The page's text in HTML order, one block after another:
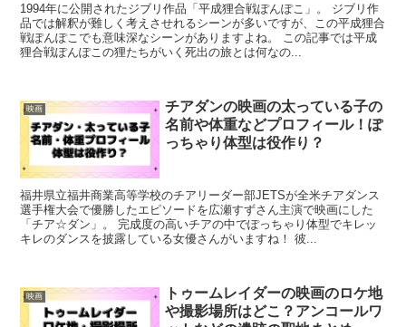
1994年に公開されたジブリ作品「平成狸合戦ぽんぽこ」。 ジブリ作
品では解釈が難しく考えさせれるシーンが多いですが、この平成狸合
戦ぽんぽこでも意味深なシーンがありますよね。 この記事では平成
狸合戦ぽんぽこの狸たちがいく死出の旅とは何なの...
映画
チアダンの映画の太っている子の
名前や体重などプロフィール！ぽ
っちゃり体型は役作り？
福井県立福井商業高等学校のチアリーダー部JETSが全米チアダンス
選手権大会で優勝したエピソードを広瀬すずさん主演で映画にした
「チア☆ダン」。 完成度の高いチアの中でぽっちゃり体型でキレッ
キレのダンスを披露している女優さんがいますね！ 彼...
映画
トゥームレイダーの映画のロケ地
や撮影場所はどこ？アンコールワ